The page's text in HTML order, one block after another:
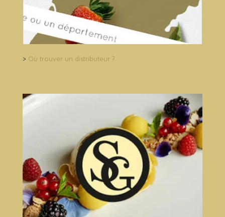
> Où trouver un distributeur ?